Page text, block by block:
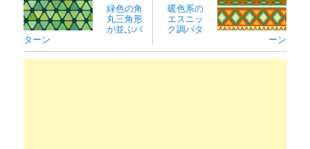
緑色の角
丸三角形
が並ぶパ
ターン
暖色系の
エスニッ
ク調パタ
ーン